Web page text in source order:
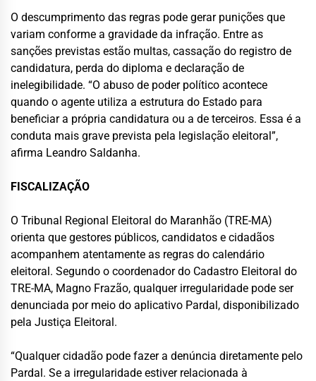
O descumprimento das regras pode gerar punições que
variam conforme a gravidade da infração. Entre as
sanções previstas estão multas, cassação do registro de
candidatura, perda do diploma e declaração de
inelegibilidade. “O abuso de poder político acontece
quando o agente utiliza a estrutura do Estado para
beneficiar a própria candidatura ou a de terceiros. Essa é a
conduta mais grave prevista pela legislação eleitoral”,
afirma Leandro Saldanha.
FISCALIZAÇÃO
O Tribunal Regional Eleitoral do Maranhão (TRE-MA)
orienta que gestores públicos, candidatos e cidadãos
acompanhem atentamente as regras do calendário
eleitoral. Segundo o coordenador do Cadastro Eleitoral do
TRE-MA, Magno Frazão, qualquer irregularidade pode ser
denunciada por meio do aplicativo Pardal, disponibilizado
pela Justiça Eleitoral.
“Qualquer cidadão pode fazer a denúncia diretamente pelo
Pardal. Se a irregularidade estiver relacionada à